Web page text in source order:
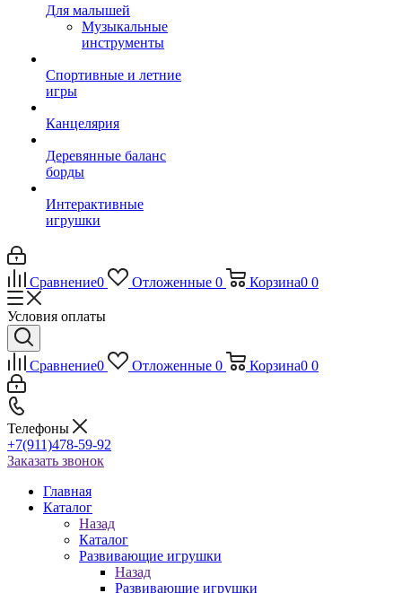
Для малышей
Музыкальные
инструменты
Спортивные и летние
игры
Канцелярия
Деревянные баланс
борды
Интерактивные
игрушки
Сравнение0 Отложенные 0 Корзина0 0
Условия оплаты
Сравнение0 Отложенные 0 Корзина0 0
Телефоны
+7(911)478-59-92
Заказать звонок
Главная
Каталог
Назад
Каталог
Развивающие игрушки
Назад
Развивающие игрушки